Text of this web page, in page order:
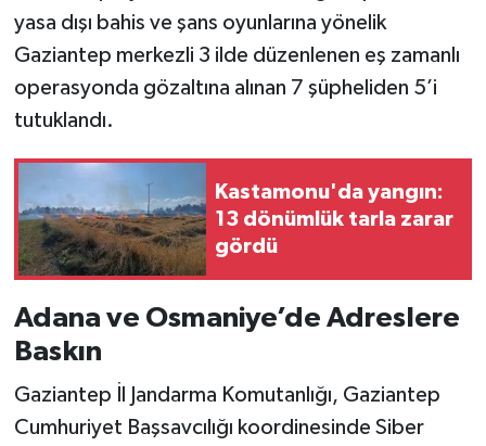
yasa dışı bahis ve şans oyunlarına yönelik
Gaziantep merkezli 3 ilde düzenlenen eş zamanlı
operasyonda gözaltına alınan 7 şüpheliden 5’i
tutuklandı.
Kastamonu'da yangın:
13 dönümlük tarla zarar
gördü
Adana ve Osmaniye’de Adreslere
Baskın
Gaziantep İl Jandarma Komutanlığı, Gaziantep
Cumhuriyet Başsavcılığı koordinesinde Siber